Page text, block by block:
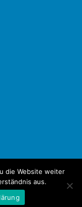
von
die Website weiter
aus.